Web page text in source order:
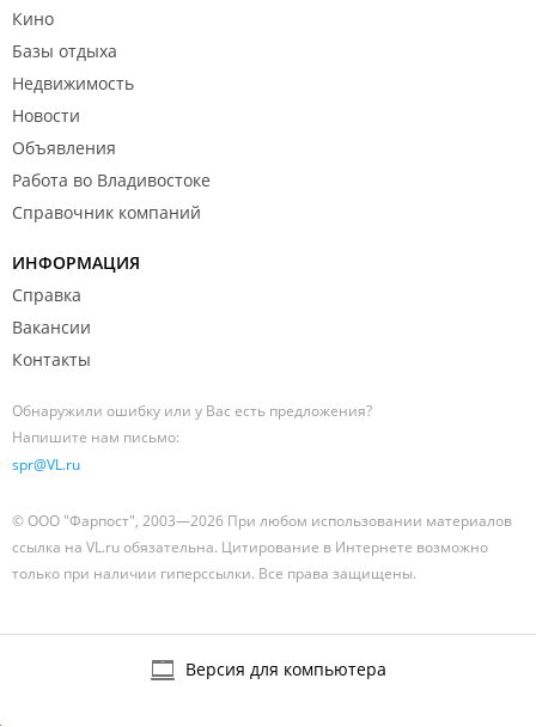
Кино
Базы отдыха
Недвижимость
Новости
Объявления
Работа во Владивостоке
Справочник компаний
ИНФОРМАЦИЯ
Справка
Вакансии
Контакты
Обнаружили ошибку или у Вас есть предложения?
Напишите нам письмо:
spr@VL.ru
© ООО "Фарпост", 2003—2026 При любом использовании материалов
ссылка на VL.ru обязательна. Цитирование в Интернете возможно
только при наличии гиперссылки. Все права защищены.
Версия для компьютера